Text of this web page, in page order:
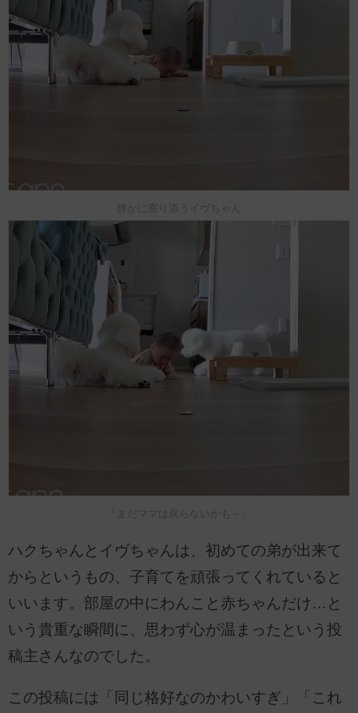
静かに寄り添うイヴちゃん
「まだママは戻らないかも～」
ハクちゃんとイヴちゃんは、初めての弟が出来て
からというもの、子育てを頑張ってくれていると
いいます。部屋の中にわんこと赤ちゃんだけ…と
いう貴重な瞬間に、思わず心が温まったという投
稿主さんなのでした。
この投稿には「同じ格好なのかわいすぎ」「これ